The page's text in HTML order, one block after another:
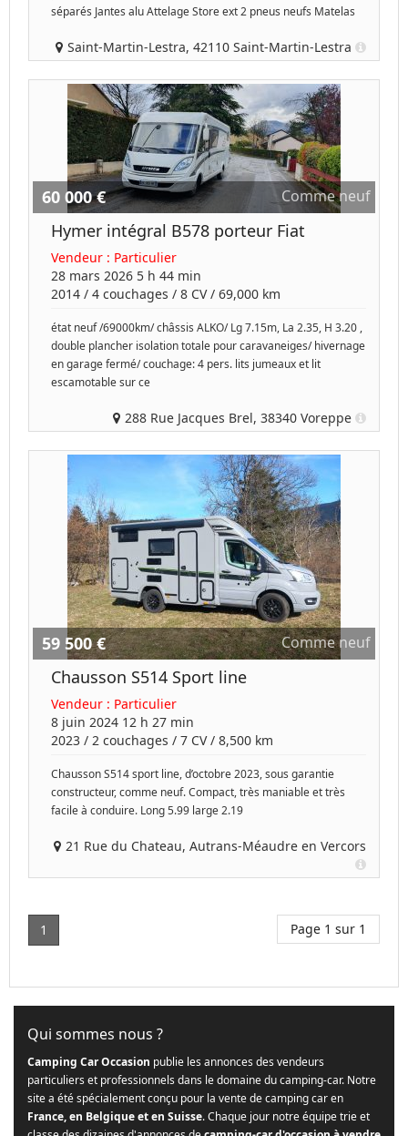
séparés Jantes alu Attelage Store ext 2 pneus neufs Matelas
Saint-Martin-Lestra, 42110 Saint-Martin-Lestra
60 000 € Comme neuf
Hymer intégral B578 porteur Fiat
Vendeur : Particulier
28 mars 2026 5 h 44 min
2014 / 4 couchages / 8 CV / 69,000 km
état neuf /69000km/ châssis ALKO/ Lg 7.15m, La 2.35, H 3.20 ,
double plancher isolation totale pour caravaneiges/ hivernage
en garage fermé/ couchage: 4 pers. lits jumeaux et lit
escamotable sur ce
288 Rue Jacques Brel, 38340 Voreppe
59 500 € Comme neuf
Chausson S514 Sport line
Vendeur : Particulier
8 juin 2024 12 h 27 min
2023 / 2 couchages / 7 CV / 8,500 km
Chausson S514 sport line, d’octobre 2023, sous garantie
constructeur, comme neuf. Compact, très maniable et très
facile à conduire. Long 5.99 large 2.19
21 Rue du Chateau, Autrans-Méaudre en Vercors
1 Page 1 sur 1
Qui sommes nous ?
Camping Car Occasion publie les annonces des vendeurs
particuliers et professionnels dans le domaine du camping-car. Notre
site a été spécialement conçu pour la vente de camping car en
France, en Belgique et en Suisse. Chaque jour notre équipe trie et